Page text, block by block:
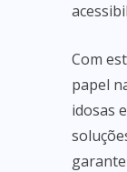
Com
papel
idosas